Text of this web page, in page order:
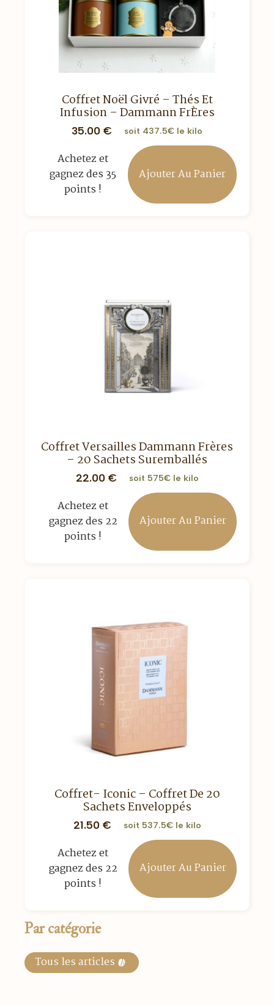
Coffret Noël Givré – Thés Et
Infusion – Dammann FrÈres
35.00 € soit 437.5€ le kilo
Achetez et
gagnez des 35
points !
Ajouter Au Panier
Coffret Versailles Dammann Frères
– 20 Sachets Suremballés
22.00 € soit 575€ le kilo
Achetez et
gagnez des 22
points !
Ajouter Au Panier
Coffret- Iconic – Coffret De 20
Sachets Enveloppés
21.50 € soit 537.5€ le kilo
Achetez et
gagnez des 22
points !
Ajouter Au Panier
Par catégorie
Tous les articles